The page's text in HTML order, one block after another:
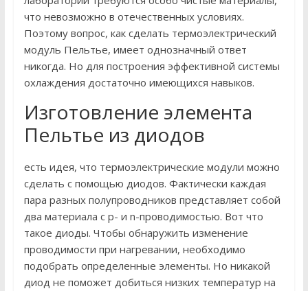
что невозможно в отечественных условиях.
Поэтому вопрос, как сделать термоэлектрический
модуль Пельтье, имеет однозначный ответ
никогда. Но для построения эффективной системы
охлаждения достаточно имеющихся навыков.
Изготовление элемента
Пельтье из диодов
есть идея, что термоэлектрические модули можно
сделать с помощью диодов. Фактически каждая
пара разных полупроводников представляет собой
два материала с p- и n-проводимостью. Вот что
такое диоды. Чтобы обнаружить изменение
проводимости при нагревании, необходимо
подобрать определенные элементы. Но никакой
диод не поможет добиться низких температур на